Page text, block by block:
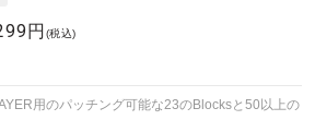
円 (税込)
用のパッチング可能な23のBlocksと50以上の